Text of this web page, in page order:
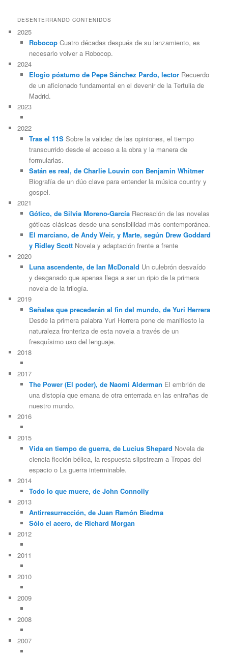
DESENTERRANDO CONTENIDOS
2025
RobocopCuatro décadas después de su lanzamiento, es
necesario volver a Robocop.
2024
Elogio póstumo de Pepe Sánchez Pardo, lectorRecuerdo
de un aficionado fundamental en el devenir de la Tertulia de
Madrid.
2023
2022
Tras el 11SSobre la validez de las opiniones, el tiempo
transcurrido desde el acceso a la obra y la manera de
formularlas.
Satán es real, de Charlie Louvin con Benjamin Whitmer
Biografía de un dúo clave para entender la música country y
gospel.
2021
Gótico, de Silvia Moreno-GarcíaRecreación de las novelas
góticas clásicas desde una sensibilidad más contemporánea.
El marciano, de Andy Weir, y Marte, según Drew Goddard
y Ridley ScottNovela y adaptación frente a frente
2020
Luna ascendente, de Ian McDonald Un culebrón desvaído
y desganado que apenas llega a ser un ripio de la primera
novela de la trilogía.
2019
Señales que precederán al fin del mundo, de Yuri Herrera
Desde la primera palabra Yuri Herrera pone de manifiesto la
naturaleza fronteriza de esta novela a través de un
fresquísimo uso del lenguaje.
2018
2017
The Power (El poder), de Naomi Alderman El embrión de
una distopía que emana de otra enterrada en las entrañas de
nuestro mundo.
2016
2015
Vida en tiempo de guerra, de Lucius Shepard Novela de
ciencia ficción bélica, la respuesta slipstream a Tropas del
espacio o La guerra interminable.
2014
Todo lo que muere, de John Connolly
2013
Antirresurrección, de Juan Ramón Biedma
Sólo el acero, de Richard Morgan
2012
2011
2010
2009
2008
2007